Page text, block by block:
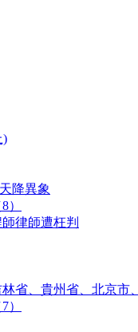
)
降異象
）
律師遭枉判
省、貴州省、北京市
）